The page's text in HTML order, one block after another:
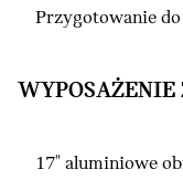
Przygotowanie
17" aluminiowe